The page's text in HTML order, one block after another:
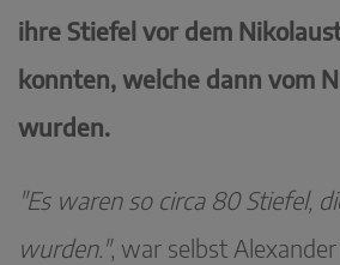
ihre Stiefel vor dem
konnten, welche dann vom
wurden.
"Es waren so circa 80 Stiefel,
wurden.", war selbst